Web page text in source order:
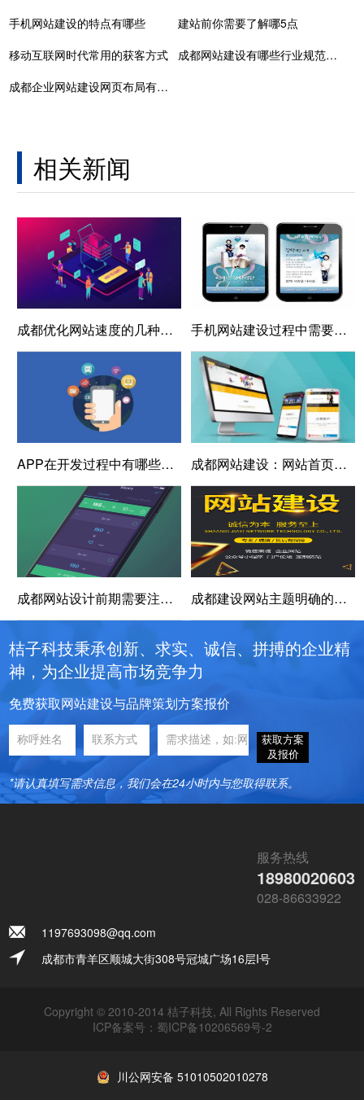
手机网站建设的特点有哪些
建站前你需要了解哪5点
移动互联网时代常用的获客方式
成都网站建设有哪些行业规范需要遵循
成都​企业网站建设网页布局有哪些技巧？
相关新闻
成都优化网站速度的几种方法 手机网站建设过程中需要注意哪些问题
APP在开发过程中有哪些问题需要注意 成都网站建设：网站首页界面设计的5个基本步骤
成都网站设计前期需要注意哪些方面 成都建设网站主题明确的重要性
桔子科技秉承创新、求实、诚信、拼搏的企业精
神，为企业提高市场竞争力
免费获取网站建设与品牌策划方案报价
获取方案
及报价
*请认真填写需求信息，我们会在24小时内与您取得联系。
服务热线
18980020603
028-86633922
1197693098@qq.com
成都市青羊区顺城大街308号冠城广场16层I号
Copyright © 2010-2014 桔子科技, All Rights Reserved
ICP备案号： 蜀ICP备10206569号-2
川公网安备 51010502010278